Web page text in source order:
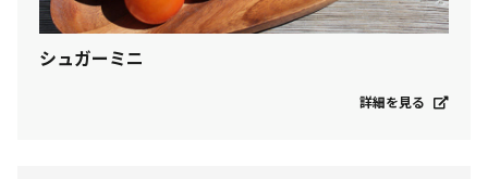
シュガーミニ
詳細を見る